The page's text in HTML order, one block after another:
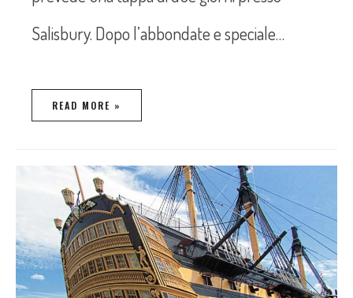
Salisbury. Dopo l’abbondate e speciale…
READ MORE »